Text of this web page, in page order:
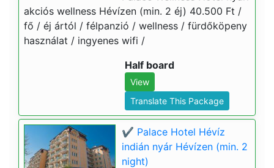
akciós wellness Hévízen (min. 2 éj) 40.500 Ft /
fő / éj ártól / félpanzió / wellness / fürdőköpeny
használat / ingyenes wifi /
Half board
View
Translate This Package
✔️ Palace Hotel Hévíz
indián nyár Hévízen (min. 2
night)